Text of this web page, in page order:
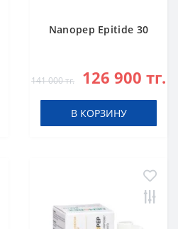
Nanopep Epitide 30
141 000 тг. 126 900 тг.
В КОРЗИНУ